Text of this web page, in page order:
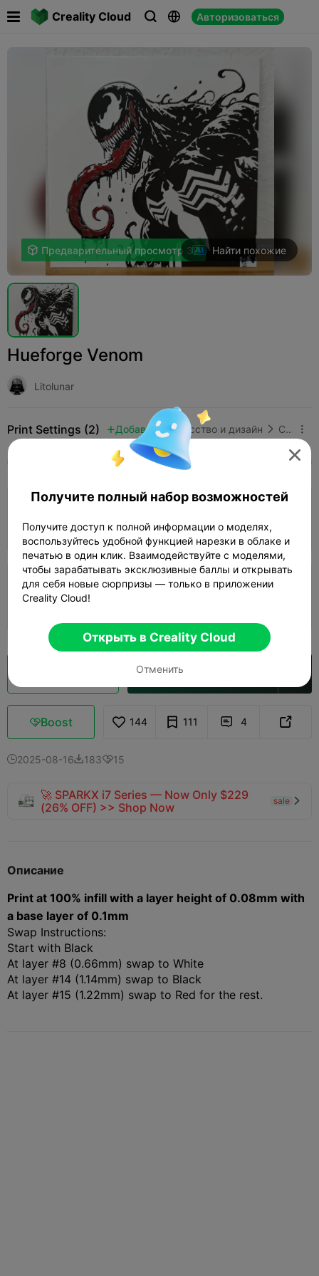
Creality Cloud   Авторизоваться

 Предварительный просмотр 3D Найти похожие
Hueforge Venom
Litolunar
Print Settings (2)  Добавить Искусство и дизайн  Скульптуры и произведения искусства 
K2 Plus K2 Pro
Автор  01h 56m  1 plates  24.80g

0.2mm layer, 2 walls, 15% infill
Открыть в Creality Cloud
Boost 144 111  4 
2025-08-1618315
🚀 SPARKX i7 Series — Now Only $229
(26% OFF) >> Shop Now
sale 
Описание
Print at 100% infill with a layer height of 0.08mm with
a base layer of 0.1mm
Swap Instructions:
Start with Black
At layer #8 (0.66mm) swap to White
At layer #14 (1.14mm) swap to Black
At layer #15 (1.22mm) swap to Red for the rest.

Получите полный набор возможностей
Получите доступ к полной информации о моделях,
воспользуйтесь удобной функцией нарезки в облаке и
печатью в один клик. Взаимодействуйте с моделями,
чтобы зарабатывать эксклюзивные баллы и открывать
для себя новые сюрпризы — только в приложении
Creality Cloud!
Открыть в Creality Cloud
Отменить